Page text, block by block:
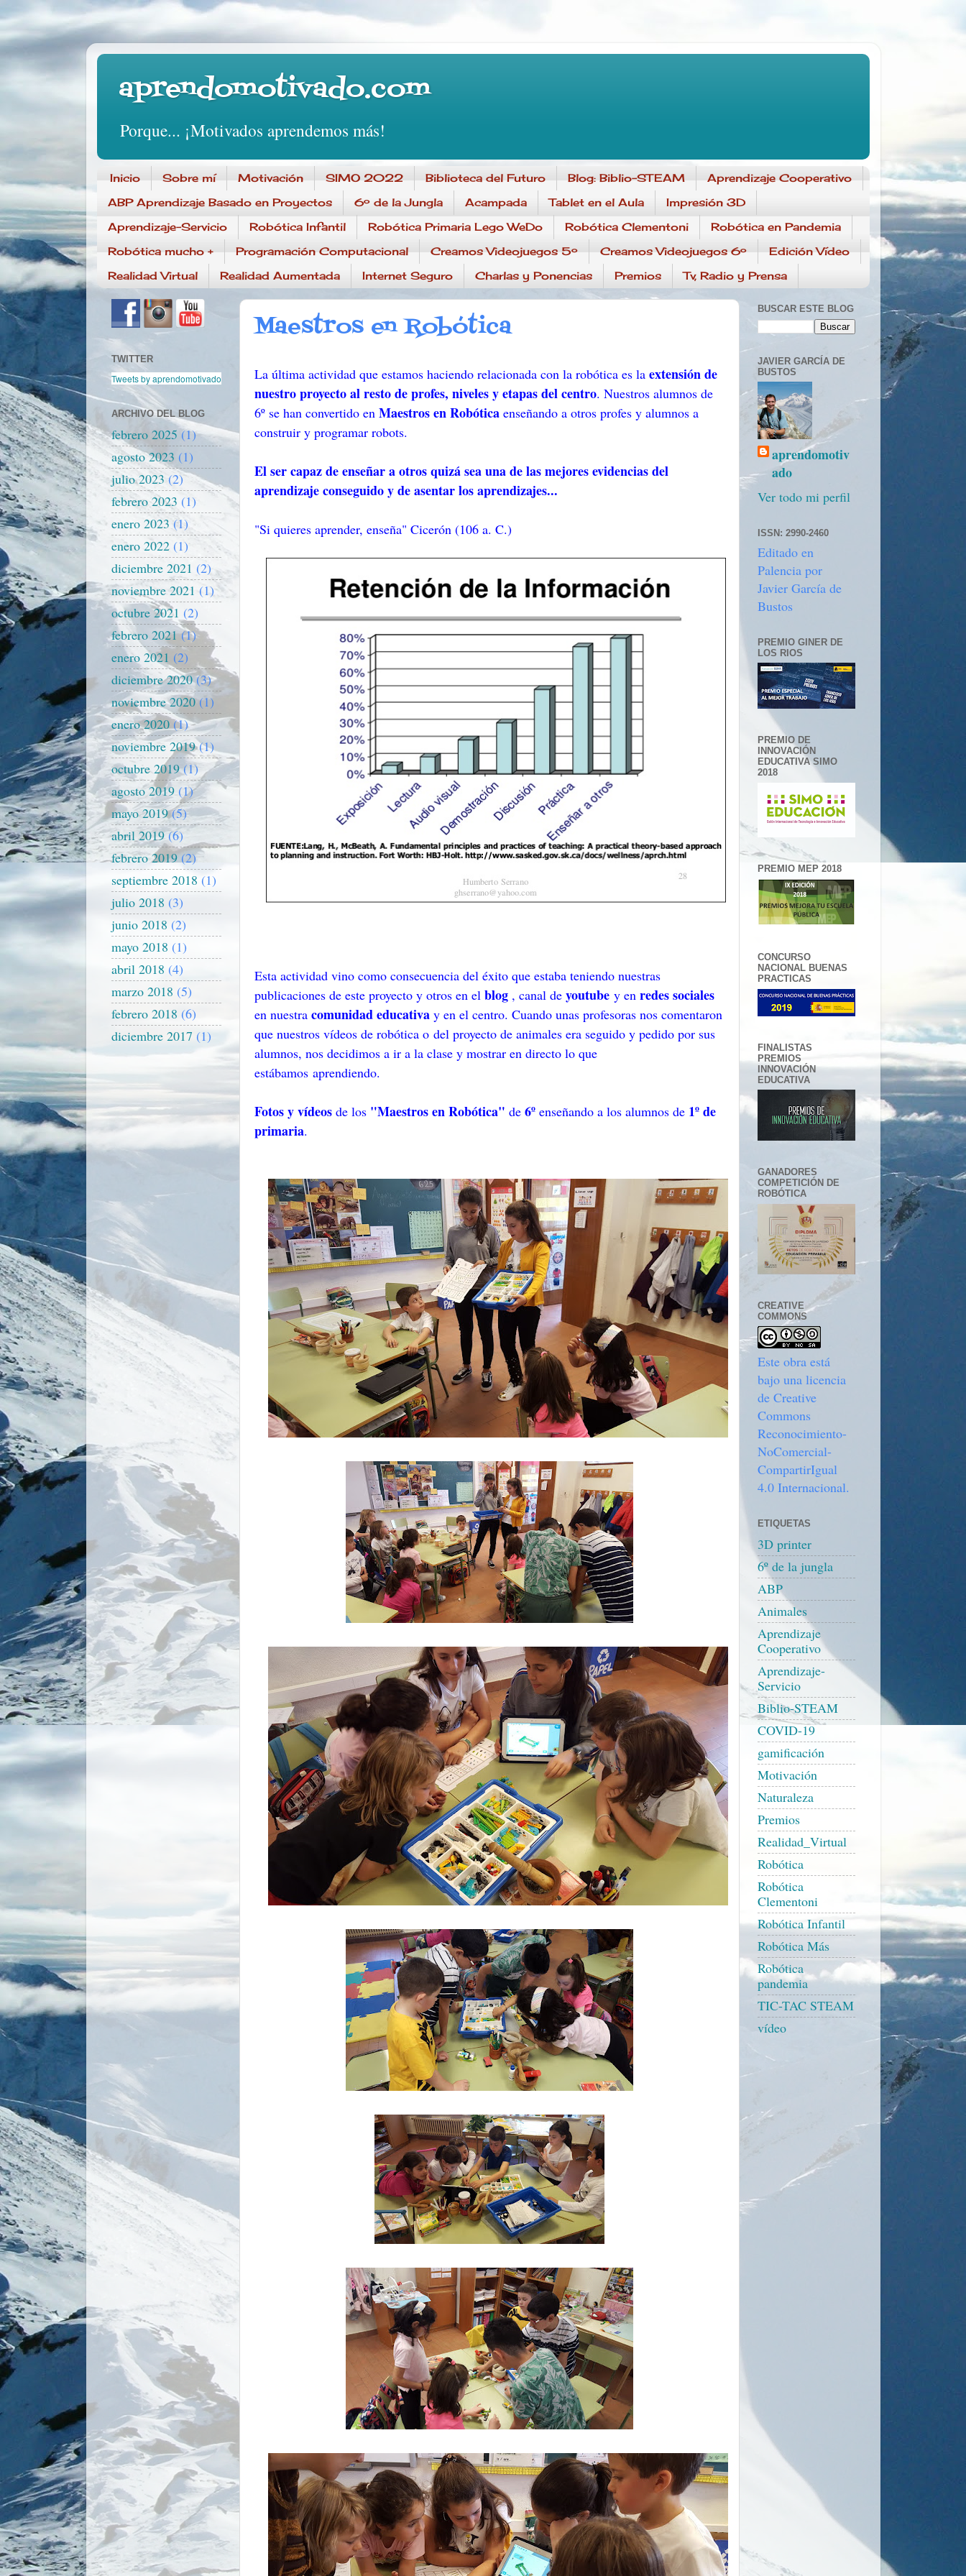
aprendomotivado.com
Porque... ¡Motivados aprendemos más!
Inicio Sobre mí Motivación SIMO 2022 Biblioteca del Futuro Blog: Biblio-STEAM
Aprendizaje Cooperativo
ABP Aprendizaje Basado en Proyectos
6º de la Jungla Acampada Tablet en el Aula
Impresión 3D
Aprendizaje-Servicio
Robótica Infantil Robótica Primaria Lego WeDo Robótica Clementoni
Robótica en Pandemia
Robótica mucho +
Programación Computacional Creamos Videojuegos 5º Creamos Videojuegos 6º
Edición Vídeo
Realidad Virtual
Realidad Aumentada Internet Seguro Charlas y Ponencias Premios Tv, Radio y Prensa
Maestros en Robótica
La última actividad que estamos haciendo relacionada con la robótica es la extensión de
nuestro proyecto al resto de profes, niveles y etapas del centro. Nuestros alumnos de
6º se han convertido en Maestros en Robóticaenseñando a otros profes y alumnos a
construir y programar robots.
El ser capaz de enseñar a otros quizá sea una de las mejores evidencias del
aprendizaje conseguido y de asentar los aprendizajes...
"Si quieres aprender, enseña" Cicerón (106 a. C.)
Esta actividad vino como consecuencia del éxito que estaba teniendo nuestras
publicaciones de este proyecto y otros en el blog, canal deyoutube y en redes sociales
en nuestra comunidad educativay en el centro. Cuando unas profesoras nos comentaron
que nuestros vídeos de robótica o del proyecto de animales era seguido y pedido por sus
alumnos, nos decidimos a ir a la clase y mostrar en directo lo que
estábamos aprendiendo.
Fotos y vídeosde los "Maestros en Robótica" de 6ºenseñando a los alumnos de 1º de
primaria.
TWITTER
Tweets by aprendomotivado
ARCHIVO DEL BLOG
febrero 2025 (1)
agosto 2023 (1)
julio 2023 (2)
febrero 2023 (1)
enero 2023 (1)
enero 2022(1)
diciembre 2021 (2)
noviembre 2021 (1)
octubre 2021 (2)
febrero 2021(1)
enero 2021 (2)
diciembre 2020(3)
noviembre 2020(1)
enero 2020(1)
noviembre 2019(1)
octubre 2019(1)
agosto 2019(1)
mayo 2019(5)
abril 2019(6)
febrero 2019(2)
septiembre 2018 (1)
julio 2018 (3)
junio 2018 (2)
mayo 2018 (1)
abril 2018 (4)
marzo 2018 (5)
febrero 2018 (6)
diciembre 2017 (1)
BUSCAR ESTE BLOG
JAVIER GARCÍA DE
BUSTOS
aprendomotiv
ado
Ver todo mi perfil
ISSN: 2990-2460
Editado en
Palencia por
Javier García de
Bustos
PREMIO GINER DE
LOS RIOS
PREMIO DE
INNOVACIÓN
EDUCATIVA SIMO
2018
PREMIO MEP 2018
CONCURSO
NACIONAL BUENAS
PRACTICAS
FINALISTAS
PREMIOS
INNOVACIÓN
EDUCATIVA
GANADORES
COMPETICIÓN DE
ROBÓTICA
CREATIVE
COMMONS
Este obra está
bajo una licencia
de Creative
Commons
Reconocimiento-
NoComercial-
CompartirIgual
4.0 Internacional.
ETIQUETAS
3D printer
6º de la jungla
ABP
Animales
Aprendizaje
Cooperativo
Aprendizaje-
Servicio
Biblio-STEAM
COVID-19
gamificación
Motivación
Naturaleza
Premios
Realidad_Virtual
Robótica
Robótica
Clementoni
Robótica Infantil
Robótica Más
Robótica
pandemia
TIC-TAC STEAM
vídeo